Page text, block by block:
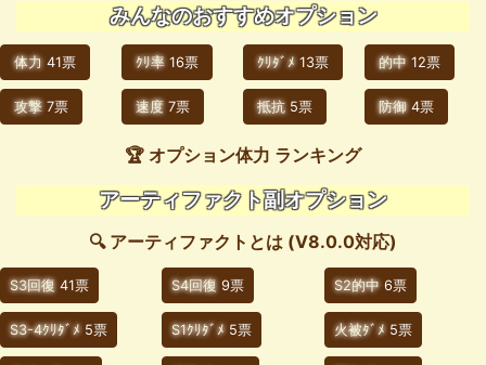
みんなのおすすめオプション
体力 41票 ｸﾘ率 16票 ｸﾘﾀﾞﾒ 13票 的中 12票
攻撃 7票 速度 7票 抵抗 5票 防御 4票
🏆 オプション体力 ランキング
アーティファクト副オプション
🔍 アーティファクトとは (V8.0.0対応)
S3回復 41票 S4回復 9票 S2的中 6票
S3-4ｸﾘﾀﾞﾒ 5票 S1ｸﾘﾀﾞﾒ 5票 火被ﾀﾞﾒ 5票